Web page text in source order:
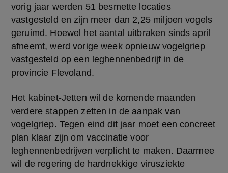
vorig jaar werden 51 besmette locaties
vastgesteld en zijn meer dan 2,25 miljoen vogels
geruimd. Hoewel het aantal uitbraken sinds april
afneemt, werd vorige week opnieuw vogelgriep
vastgesteld op een leghennenbedrijf in de
provincie Flevoland.
Het kabinet-Jetten wil de komende maanden
verdere stappen zetten in de aanpak van
vogelgriep. Tegen eind dit jaar moet een concreet
plan klaar zijn om vaccinatie voor
leghennenbedrijven verplicht te maken. Daarmee
wil de regering de hardnekkige virusziekte